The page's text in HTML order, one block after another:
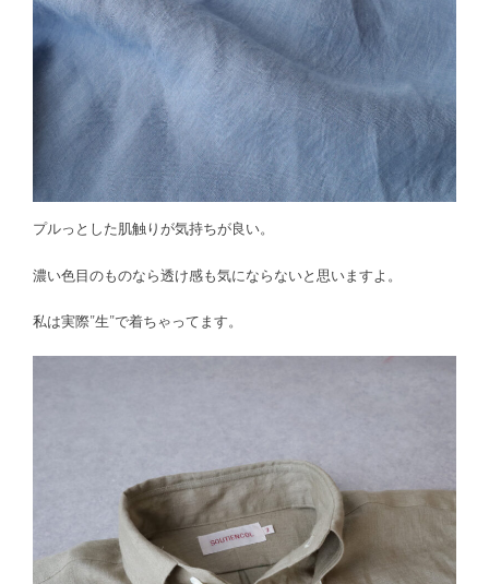
プルっとした肌触りが気持ちが良い。
濃い色目のものなら透け感も気にならないと思いますよ。
私は実際”生”で着ちゃってます。